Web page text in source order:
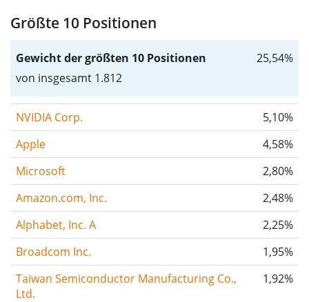
Größte 10 Positionen
Gewicht der größten 10 Positionen
von insgesamt 1.812
25,54%
NVIDIA Corp.
5,10%
Apple
4,58%
Microsoft
2,80%
Amazon.com, Inc.
2,48%
Alphabet, Inc. A
2,25%
Broadcom Inc.
1,95%
Taiwan Semiconductor Manufacturing Co.,
Ltd.
1,92%